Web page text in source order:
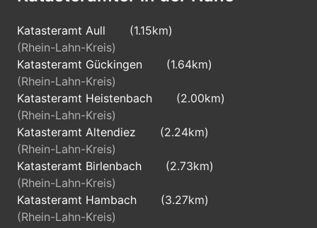
Katasteramt Aull
(1.15km)
(Rhein-Lahn-Kreis)
Katasteramt Gückingen
(1.64km)
(Rhein-Lahn-Kreis)
Katasteramt Heistenbach
(2.00km)
(Rhein-Lahn-Kreis)
Katasteramt Altendiez
(2.24km)
(Rhein-Lahn-Kreis)
Katasteramt Birlenbach
(2.73km)
(Rhein-Lahn-Kreis)
Katasteramt Hambach
(3.27km)
(Rhein-Lahn-Kreis)